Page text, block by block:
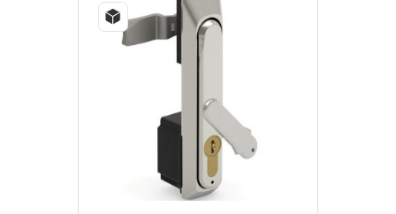
оборудование, Торговля и HoReCa